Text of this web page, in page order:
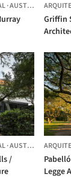
·AUSTIN,
Griffin
·AUSTIN,
/
Legge